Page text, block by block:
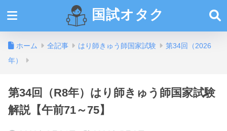
国試オタク
ホーム 全記事 はり師きゅう師国家試験
第34回（2026
年）
第34回（R8年）はり師きゅう師国家試験
解説【午前71～75】